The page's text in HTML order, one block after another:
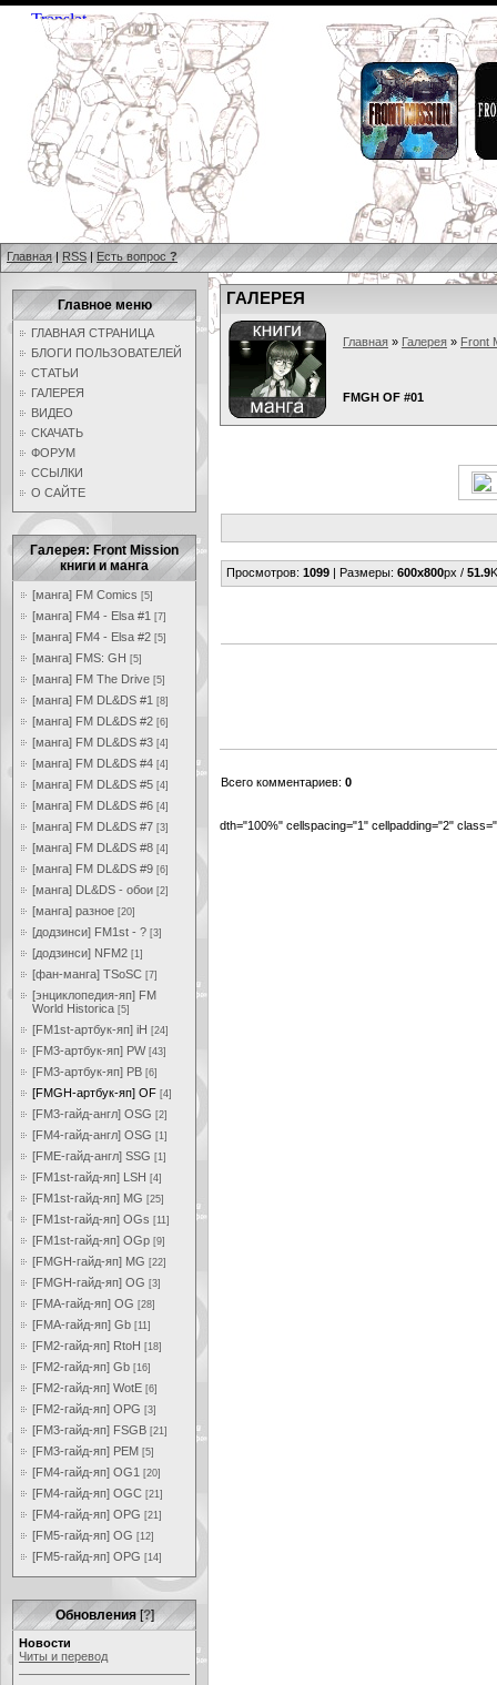
Главная | RSS | Есть вопрос ?
Главное меню
ГЛАВНАЯ СТРАНИЦА
БЛОГИ ПОЛЬЗОВАТЕЛЕЙ
СТАТЬИ
ГАЛЕРЕЯ
ВИДЕО
СКАЧАТЬ
ФОРУМ
ССЫЛКИ
О САЙТЕ
Галерея: Front Mission
книги и манга
[манга] FM Comics [5]
[манга] FM4 - Elsa #1 [7]
[манга] FM4 - Elsa #2 [5]
[манга] FMS: GH [5]
[манга] FM The Drive [5]
[манга] FM DL&DS #1 [8]
[манга] FM DL&DS #2 [6]
[манга] FM DL&DS #3 [4]
[манга] FM DL&DS #4 [4]
[манга] FM DL&DS #5 [4]
[манга] FM DL&DS #6 [4]
[манга] FM DL&DS #7 [3]
[манга] FM DL&DS #8 [4]
[манга] FM DL&DS #9 [6]
[манга] DL&DS - обои [2]
[манга] разное [20]
[додзинси] FM1st - ? [3]
[додзинси] NFM2 [1]
[фан-манга] TSoSC [7]
[энциклопедия-яп] FM
World Historica [5]
[FM1st-артбук-яп] iH [24]
[FM3-артбук-яп] PW [43]
[FM3-артбук-яп] PB [6]
[FMGH-артбук-яп] OF [4]
[FM3-гайд-англ] OSG [2]
[FM4-гайд-англ] OSG [1]
[FME-гайд-англ] SSG [1]
[FM1st-гайд-яп] LSH [4]
[FM1st-гайд-яп] MG [25]
[FM1st-гайд-яп] OGs [11]
[FM1st-гайд-яп] OGp [9]
[FMGH-гайд-яп] MG [22]
[FMGH-гайд-яп] OG [3]
[FMA-гайд-яп] OG [28]
[FMA-гайд-яп] Gb [11]
[FM2-гайд-яп] RtoH [18]
[FM2-гайд-яп] Gb [16]
[FM2-гайд-яп] WotE [6]
[FM2-гайд-яп] OPG [3]
[FM3-гайд-яп] FSGB [21]
[FM3-гайд-яп] PEM [5]
[FM4-гайд-яп] OG1 [20]
[FM4-гайд-яп] OGC [21]
[FM4-гайд-яп] OPG [21]
[FM5-гайд-яп] OG [12]
[FM5-гайд-яп] OPG [14]
Обновления [?]
Новости
Читы и перевод
ГАЛЕРЕЯ
Главная » Галерея » Front
FMGH OF #01
Просмотров: 1099 | Размеры: 600x800px / 51.9
Всего комментариев: 0
dth="100%" cellspacing="1" cellpadding="2"